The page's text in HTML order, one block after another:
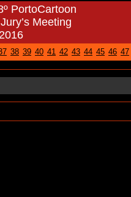
PortoCartoon
Meeting
38 39 40 41 42 43 44 45 46 47